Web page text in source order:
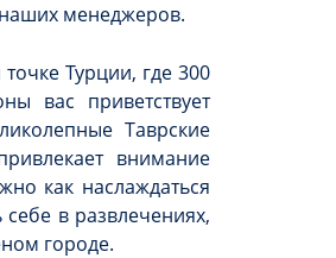
менеджеров.
Турции, где 300
вас приветствует
Таврские
внимание
как наслаждаться
в развлечениях,
городе.